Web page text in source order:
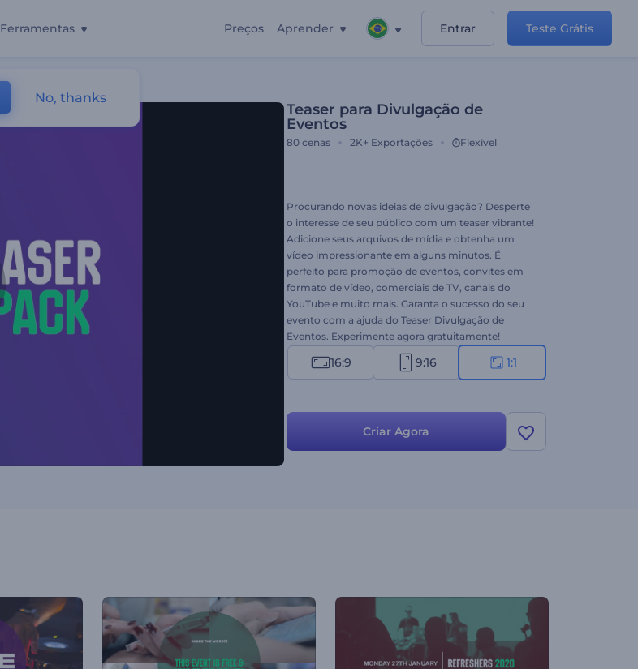
Ferramentas Preços Aprender Entrar Teste Grátis
Teaser para Divulgação de
Eventos
80 cenas 2K+ Exportações Flexível
Procurando novas ideias de divulgação? Desperte
o interesse de seu público com um teaser vibrante!
Adicione seus arquivos de mídia e obtenha um
vídeo impressionante em alguns minutos. É
perfeito para promoção de eventos, convites em
formato de vídeo, comerciais de TV, canais do
YouTube e muito mais. Garanta o sucesso do seu
evento com a ajuda do Teaser Divulgação de
Eventos. Experimente agora gratuitamente!
16:9 9:16 1:1
Criar Agora
No, thanks